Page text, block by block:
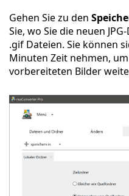
Gehen Sie zu den
Sie, wo Sie die neuen
.gif Dateien. Sie können
Minuten Zeit nehmen,
vorbereiteten Bilder